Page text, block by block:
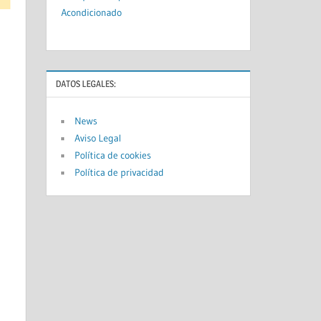
Acondicionado
DATOS LEGALES:
News
Aviso Legal
Política de cookies
Política de privacidad